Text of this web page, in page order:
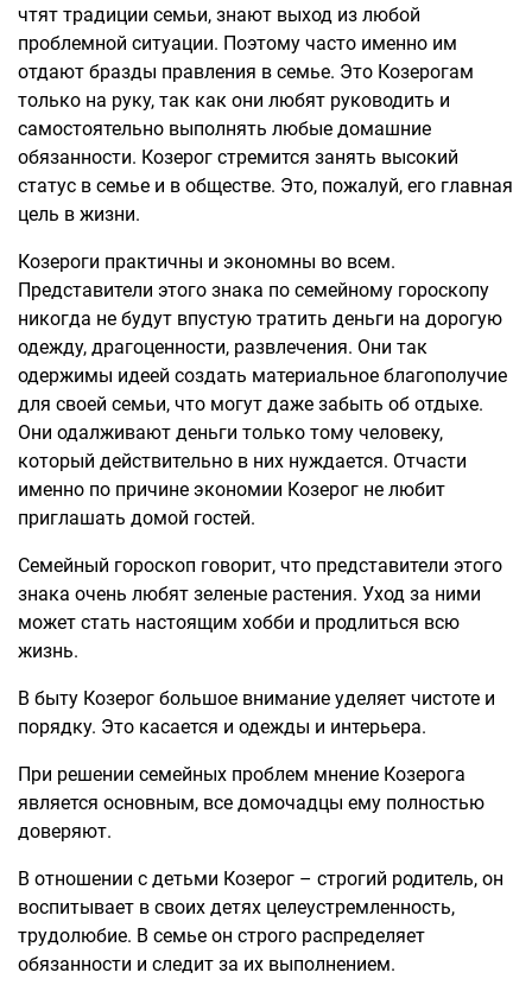
чтят традиции семьи, знают выход из любой
проблемной ситуации. Поэтому часто именно им
отдают бразды правления в семье. Это Козерогам
только на руку, так как они любят руководить и
самостоятельно выполнять любые домашние
обязанности. Козерог стремится занять высокий
статус в семье и в обществе. Это, пожалуй, его главная
цель в жизни.
Козероги практичны и экономны во всем.
Представители этого знака по семейному гороскопу
никогда не будут впустую тратить деньги на дорогую
одежду, драгоценности, развлечения. Они так
одержимы идеей создать материальное благополучие
для своей семьи, что могут даже забыть об отдыхе.
Они одалживают деньги только тому человеку,
который действительно в них нуждается. Отчасти
именно по причине экономии Козерог не любит
приглашать домой гостей.
Семейный гороскоп говорит, что представители этого
знака очень любят зеленые растения. Уход за ними
может стать настоящим хобби и продлиться всю
жизнь.
В быту Козерог большое внимание уделяет чистоте и
порядку. Это касается и одежды и интерьера.
При решении семейных проблем мнение Козерога
является основным, все домочадцы ему полностью
доверяют.
В отношении с детьми Козерог – строгий родитель, он
воспитывает в своих детях целеустремленность,
трудолюбие. В семье он строго распределяет
обязанности и следит за их выполнением.